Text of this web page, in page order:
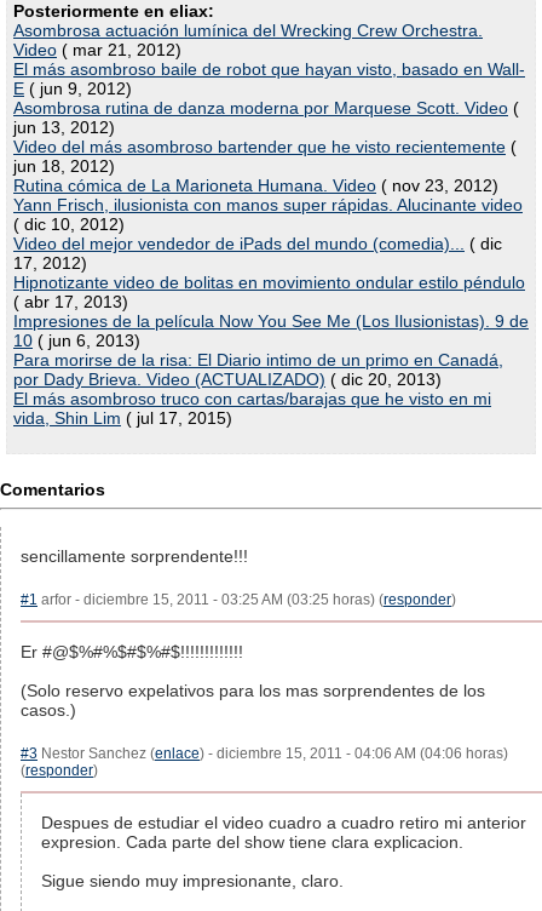
Posteriormente en eliax:
Asombrosa actuación lumínica del Wrecking Crew Orchestra.
Video ( mar 21, 2012)
El más asombroso baile de robot que hayan visto, basado en Wall-
E ( jun 9, 2012)
Asombrosa rutina de danza moderna por Marquese Scott. Video (
jun 13, 2012)
Video del más asombroso bartender que he visto recientemente (
jun 18, 2012)
Rutina cómica de La Marioneta Humana. Video ( nov 23, 2012)
Yann Frisch, ilusionista con manos super rápidas. Alucinante video
( dic 10, 2012)
Video del mejor vendedor de iPads del mundo (comedia)...
( dic
17, 2012)
Hipnotizante video de bolitas en movimiento ondular estilo péndulo
( abr 17, 2013)
Impresiones de la película Now You See Me (Los Ilusionistas). 9 de
10 ( jun 6, 2013)
Para morirse de la risa: El Diario intimo de un primo en Canadá,
por Dady Brieva. Video (ACTUALIZADO) ( dic 20, 2013)
El más asombroso truco con cartas/barajas que he visto en mi
vida, Shin Lim ( jul 17, 2015)
Comentarios
sencillamente sorprendente!!!
#1 arfor - diciembre 15, 2011 - 03:25 AM (03:25 horas) (responder)
Er #@$%#%$#$%#$!!!!!!!!!!!!!
(Solo reservo expelativos para los mas sorprendentes de los
casos.)
#3 Nestor Sanchez (enlace) - diciembre 15, 2011 - 04:06 AM (04:06 horas)
(responder)
Despues de estudiar el video cuadro a cuadro retiro mi anterior
expresion. Cada parte del show tiene clara explicacion.
Sigue siendo muy impresionante, claro.